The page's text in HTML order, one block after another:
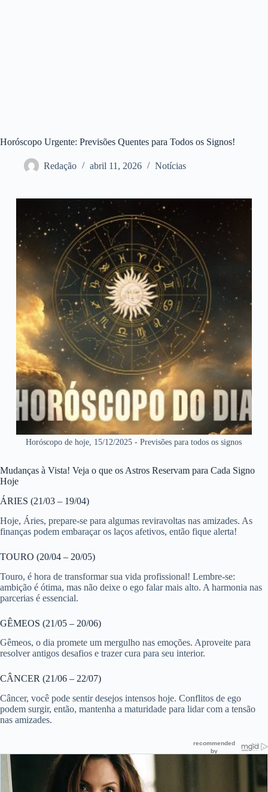
Horóscopo Urgente: Previsões Quentes para Todos os Signos!
Redação abril 11, 2026 Notícias
Horóscopo de hoje, 15/12/2025 - Previsões para todos os signos
Mudanças à Vista! Veja o que os Astros Reservam para Cada Signo
Hoje
ÁRIES (21/03 – 19/04)
Hoje, Áries, prepare-se para algumas reviravoltas nas amizades. As
finanças podem embaraçar os laços afetivos, então fique alerta!
TOURO (20/04 – 20/05)
Touro, é hora de transformar sua vida profissional! Lembre-se:
ambição é ótima, mas não deixe o ego falar mais alto. A harmonia nas
parcerias é essencial.
GÊMEOS (21/05 – 20/06)
Gêmeos, o dia promete um mergulho nas emoções. Aproveite para
resolver antigos desafios e trazer cura para seu interior.
CÂNCER (21/06 – 22/07)
Câncer, você pode sentir desejos intensos hoje. Conflitos de ego
podem surgir, então, mantenha a maturidade para lidar com a tensão
nas amizades.